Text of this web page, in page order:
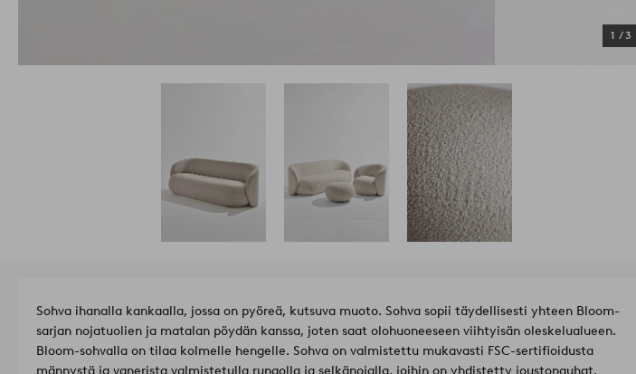
1 /3
Sohva ihanalla kankaalla, jossa on pyöreä, kutsuva muoto. Sohva sopii täydellisesti yhteen Bloom-
sarjan nojatuolien ja matalan pöydän kanssa, joten saat olohuoneeseen viihtyisän oleskelualueen.
Bloom-sohvalla on tilaa kolmelle hengelle. Sohva on valmistettu mukavasti FSC-sertifioidusta
männystä ja vanerista valmistetulla rungolla ja selkänojalla, joihin on yhdistetty joustonauhat,